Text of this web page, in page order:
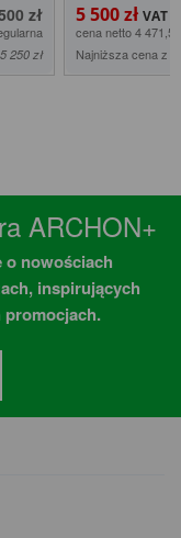
zł
5 250 zł
5 500 zł
cena netto 4
Najniższa cena z
ARCHON+
o nowościach
inspirujących
promocjach.